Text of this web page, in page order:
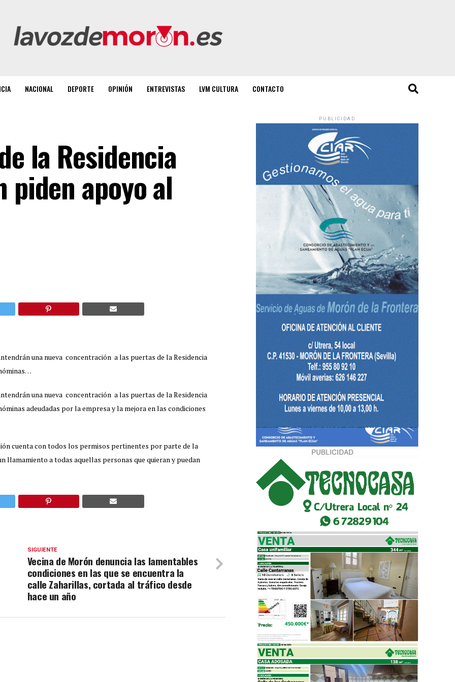
NACIONAL DEPORTE OPINIÓN ENTREVISTAS LVM CULTURA CONTACTO
la Residencia
apoyo al
una nueva concentración a las puertas de la Residencia
una nueva concentración a las puertas de la Residencia
adeudadas por la empresa y la mejora en las condiciones
cuenta con todos los permisos pertinentes por parte de la
llamamiento a todas aquellas personas que quieran y puedan
SIGUIENTE
Vecina de Morón denuncia las lamentables
condiciones en las que se encuentra la
calle Zaharillas, cortada al tráfico desde
hace un año
PUBLICIDAD